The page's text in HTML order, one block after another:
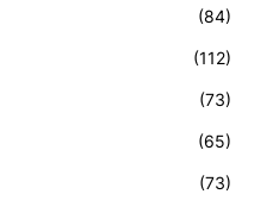
(84)
(112)
(73)
(65)
(73)